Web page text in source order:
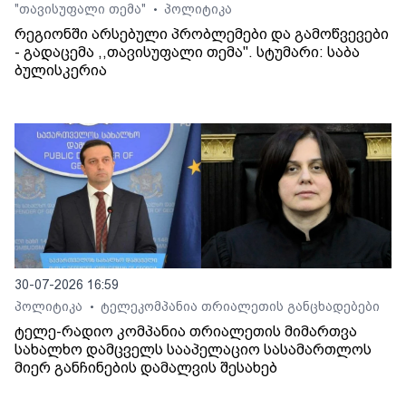
"თავისუფალი თემა"
• პოლიტიკა
რეგიონში არსებული პრობლემები და გამოწვევები
- გადაცემა ,,თავისუფალი თემა". სტუმარი: საბა
ბულისკერია
30-07-2026 16:59
პოლიტიკა
• ტელეკომპანია თრიალეთის განცხადებები
ტელე-რადიო კომპანია თრიალეთის მიმართვა
სახალხო დამცველს სააპელაციო სასამართლოს
მიერ განჩინების დამალვის შესახებ